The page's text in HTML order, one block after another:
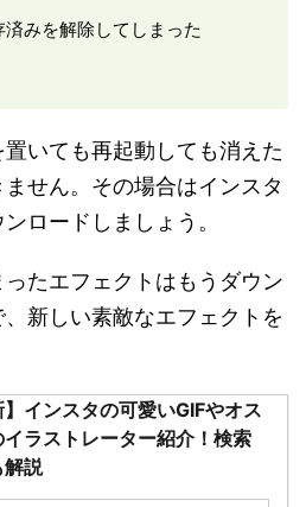
済みを解除してしまった
置いても再起動しても消えた
せん。その場合はインスタ
ロードしましょう。
たエフェクトはもうダウン
新しい素敵なエフェクトを
】インスタの可愛いGIFやオス
イラストレーター紹介！検索
解説